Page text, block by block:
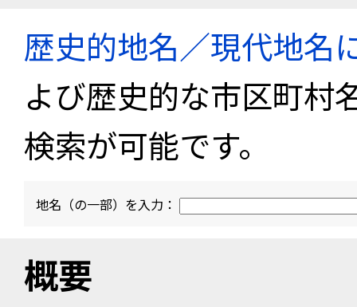
歴史的地名／現代地名
よび歴史的な市区町村
検索が可能です。
地名（の一部）を入力：
概要